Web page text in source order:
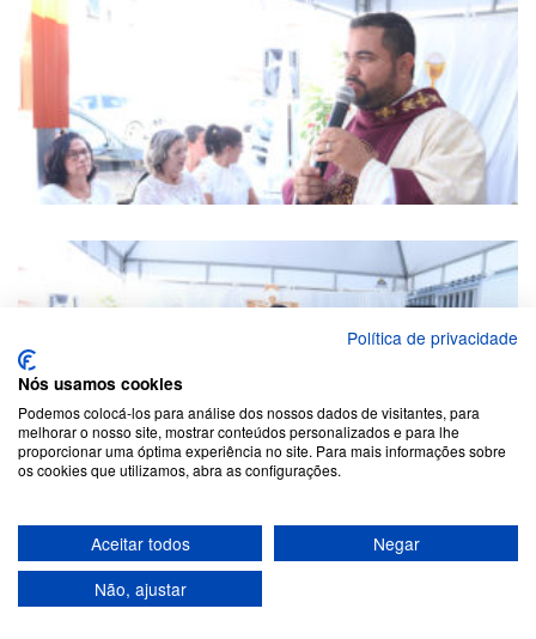
Política de privacidade
Nós usamos cookies
Podemos colocá-los para análise dos nossos dados de visitantes, para
melhorar o nosso site, mostrar conteúdos personalizados e para lhe
proporcionar uma óptima experiência no site. Para mais informações sobre
os cookies que utilizamos, abra as configurações.
Aceitar todos
Negar
Não, ajustar